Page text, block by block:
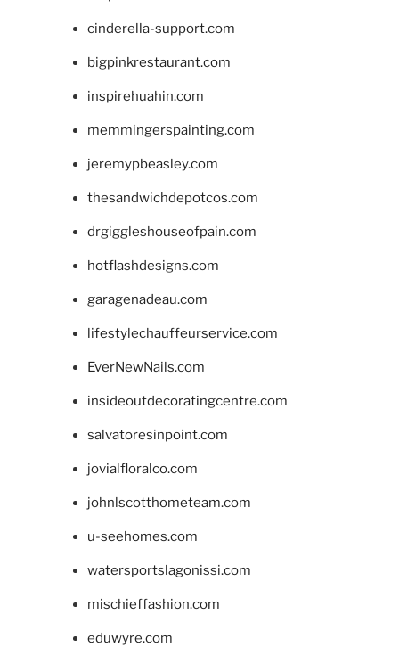
cinderella-support.com
bigpinkrestaurant.com
inspirehuahin.com
memmingerspainting.com
jeremypbeasley.com
thesandwichdepotcos.com
drgiggleshouseofpain.com
hotflashdesigns.com
garagenadeau.com
lifestylechauffeurservice.com
EverNewNails.com
insideoutdecoratingcentre.com
salvatoresinpoint.com
jovialfloralco.com
johnlscotthometeam.com
u-seehomes.com
watersportslagonissi.com
mischieffashion.com
eduwyre.com